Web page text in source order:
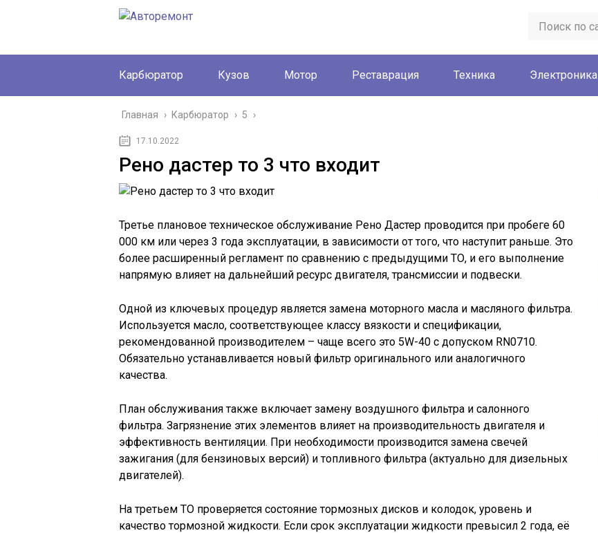
Карбюратор Кузов Мотор Реставрация Техника Электроника
Главная › Карбюратор › 5 ›
17.10.2022
Рено дастер то 3 что входит
Третье плановое техническое обслуживание Рено Дастер проводится при пробеге 60
000 км или через 3 года эксплуатации, в зависимости от того, что наступит раньше. Это
более расширенный регламент по сравнению с предыдущими ТО, и его выполнение
напрямую влияет на дальнейший ресурс двигателя, трансмиссии и подвески.
Одной из ключевых процедур является замена моторного масла и масляного фильтра.
Используется масло, соответствующее классу вязкости и спецификации,
рекомендованной производителем – чаще всего это 5W-40 с допуском RN0710.
Обязательно устанавливается новый фильтр оригинального или аналогичного
качества.
План обслуживания также включает замену воздушного фильтра и салонного
фильтра. Загрязнение этих элементов влияет на производительность двигателя и
эффективность вентиляции. При необходимости производится замена свечей
зажигания (для бензиновых версий) и топливного фильтра (актуально для дизельных
двигателей).
На третьем ТО проверяется состояние тормозных дисков и колодок, уровень и
качество тормозной жидкости. Если срок эксплуатации жидкости превысил 2 года, её